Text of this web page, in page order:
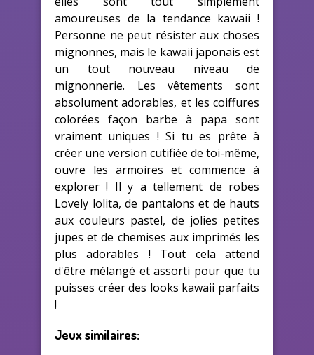
amoureuses de la tendance kawaii !
Personne ne peut résister aux choses
mignonnes, mais le kawaii japonais est
un tout nouveau niveau de
mignonnerie. Les vêtements sont
absolument adorables, et les coiffures
colorées façon barbe à papa sont
vraiment uniques ! Si tu es prête à
créer une version cutifiée de toi-même,
ouvre les armoires et commence à
explorer ! Il y a tellement de robes
Lovely lolita, de pantalons et de hauts
aux couleurs pastel, de jolies petites
jupes et de chemises aux imprimés les
plus adorables ! Tout cela attend
d'être mélangé et assorti pour que tu
puisses créer des looks kawaii parfaits
!
Jeux similaires: